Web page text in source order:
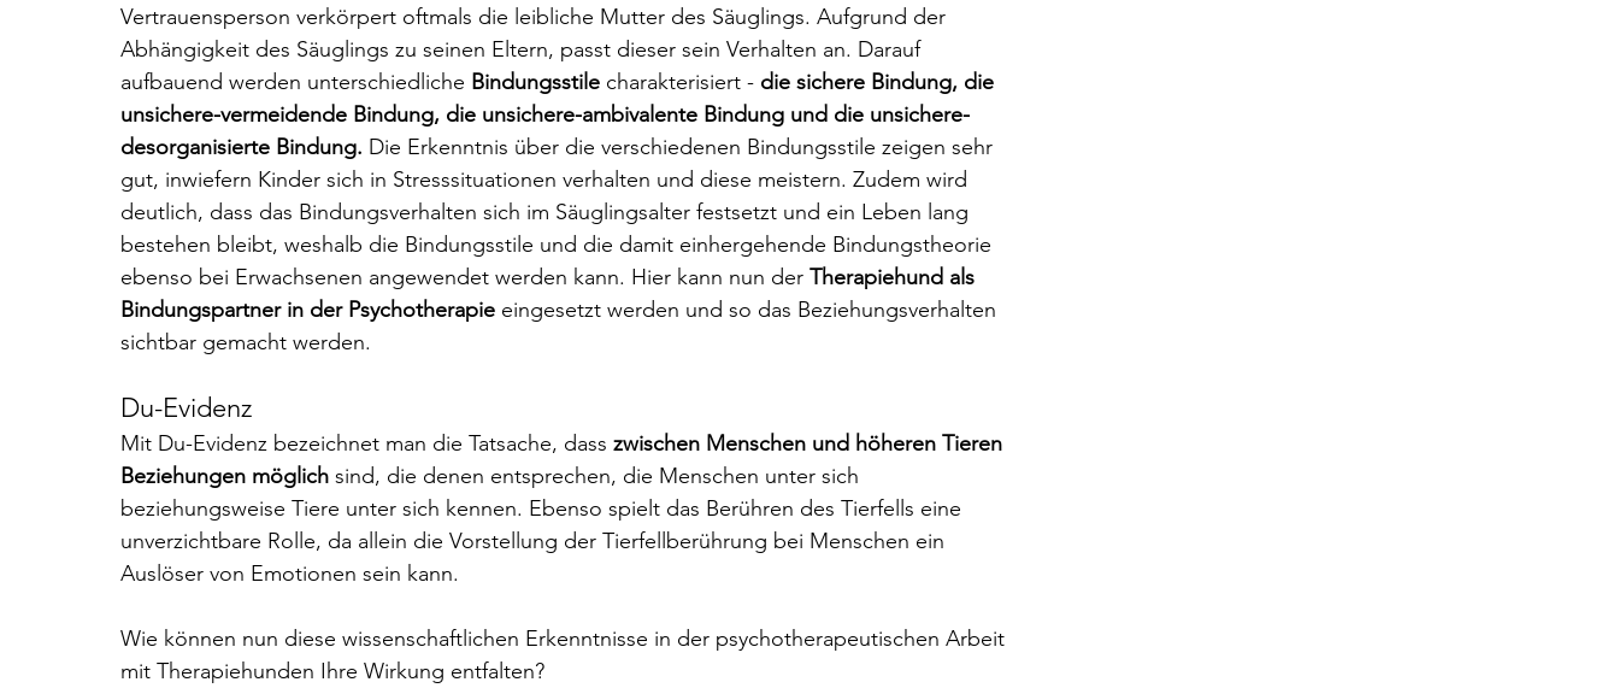
Vertrauensperson verkörpert oftmals die leibliche Mutter des Säuglings. Aufgrund der
Abhängigkeit des Säuglings zu seinen Eltern, passt dieser sein Verhalten an. Darauf
aufbauend werden unterschiedliche Bindungsstile charakterisiert - die sichere Bindung, die
unsichere-vermeidende Bindung, die unsichere-ambivalente Bindung und die unsichere-
desorganisierte Bindung. Die Erkenntnis über die verschiedenen Bindungsstile zeigen sehr
gut, inwiefern Kinder sich in Stresssituationen verhalten und diese meistern. Zudem wird
deutlich, dass das Bindungsverhalten sich im Säuglingsalter festsetzt und ein Leben lang
bestehen bleibt, weshalb die Bindungsstile und die damit einhergehende Bindungstheorie
ebenso bei Erwachsenen angewendet werden kann. Hier kann nun der Therapiehund als
Bindungspartner in der Psychotherapie eingesetzt werden und so das Beziehungsverhalten
sichtbar gemacht werden.
Du-Evidenz
Mit Du-Evidenz bezeichnet man die Tatsache, dass zwischen Menschen und höheren Tieren
Beziehungen möglich sind, die denen entsprechen, die Menschen unter sich
beziehungsweise Tiere unter sich kennen. Ebenso spielt das Berühren des Tierfells eine
unverzichtbare Rolle, da allein die Vorstellung der Tierfellberührung bei Menschen ein
Auslöser von Emotionen sein kann.
Wie können nun diese wissenschaftlichen Erkenntnisse in der psychotherapeutischen Arbeit
mit Therapiehunden Ihre Wirkung entfalten?